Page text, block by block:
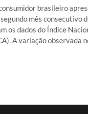
brasileiro
mês consecutivo
os dados do Índice
A variação observada